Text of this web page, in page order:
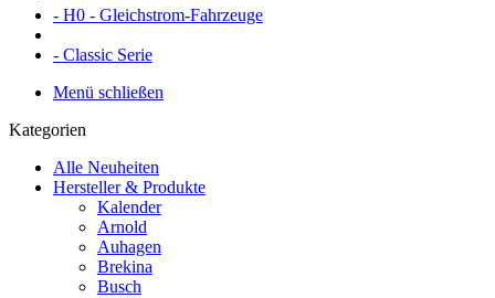
- H0 - Gleichstrom-Fahrzeuge
- Classic Serie
Menü schließen
Kategorien
Alle Neuheiten
Hersteller & Produkte
Kalender
Arnold
Auhagen
Brekina
Busch